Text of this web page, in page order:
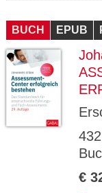
BUCH EPUB
€